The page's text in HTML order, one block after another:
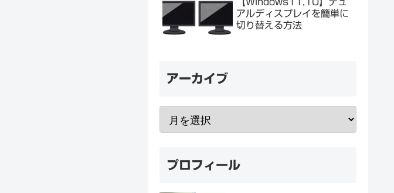
アルディスプレイを簡単に
切り替える方法
アーカイブ
プロフィール